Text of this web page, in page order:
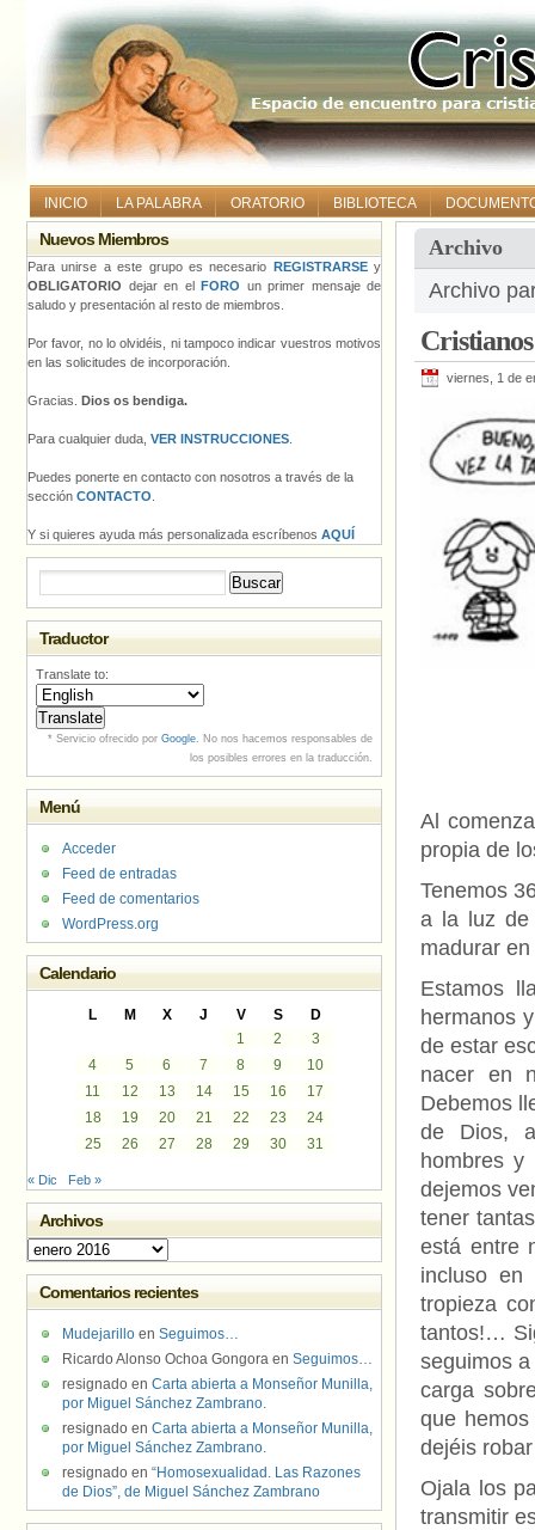
INICIO LA PALABRA ORATORIO BIBLIOTECA
Archivo
Archivo
viernes, 1 de
Al
propia de
Tenemos
a la luz de
madurar
Estamos
hermanos
de estar
nacer en
Debemos
de Dios,
hombres
dejemos
tener
está entre
incluso
tropieza
tantos!…
seguimos
carga
que
dejéis
Ojala los
transmitir
Nuevos Miembros
Para unirse a este grupo es necesario REGISTRARSEy
OBLIGATORIO dejar en el FORO un primer mensaje de
saludo y presentación al resto de miembros.
Por favor, no lo olvidéis, ni tampoco indicar vuestros motivos
en las solicitudes de incorporación.
Gracias. Dios os bendiga.
Para cualquier duda, VER INSTRUCCIONES
Puedes ponerte en contacto con nosotros a través de la
sección CONTACTO
Y si quieres ayuda más personalizada escríbenos AQUÍ
Traductor
Translate to:
* Servicio ofrecido por Google. No nos hacemos responsables de
los posibles errores en la traducción.
Menú
Acceder
Feed de entradas
Feed de comentarios
WordPress.org
Calendario
L M X J V S
D
1
2
3
4
5 6 7 8 9
10
11
12 13 14 15 16
17
18
19 20 21 22 23
24
25
26 27 28 29 30 31
« Dic Feb »
Archivos
Archivos
Comentarios recientes
Mudejarillo en Seguimos…
Ricardo Alonso Ochoa Gongora en Seguimos…
resignado en Carta abierta a Monseñor Munilla,
por Miguel Sánchez Zambrano.
resignado en Carta abierta a Monseñor Munilla,
por Miguel Sánchez Zambrano.
resignado en “Homosexualidad. Las Razones
de Dios”, de Miguel Sánchez Zambrano